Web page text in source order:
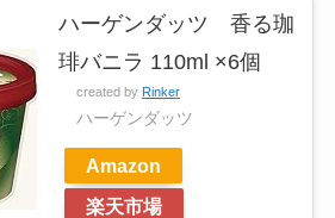
ハーゲンダッツ 香る珈
琲バニラ 110ml ×6個
created by Rinker
ハーゲンダッツ
Amazon
楽天市場